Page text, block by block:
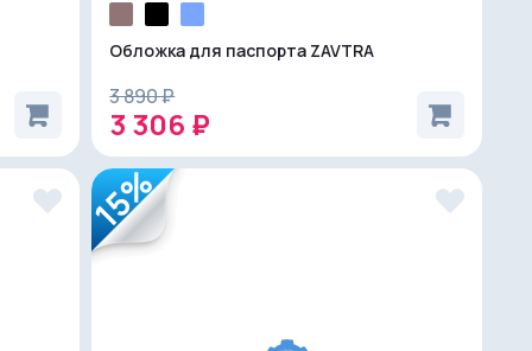
Обложка для паспорта ZAVTRA
3 890 ₽
3 306 ₽
15%